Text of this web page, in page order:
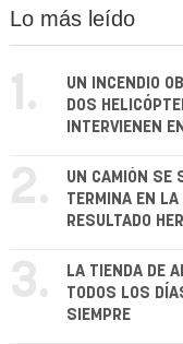
Lo más leído
1.
UN INCENDIO
DOS
INTERVIENEN
2.
UN CAMIÓN SE
TERMINA EN LA
RESULTADO
3.
LA TIENDA DE
TODOS LOS
SIEMPRE